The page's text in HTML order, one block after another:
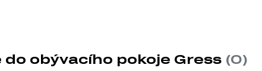
do obývacího pokoje Gress (0)